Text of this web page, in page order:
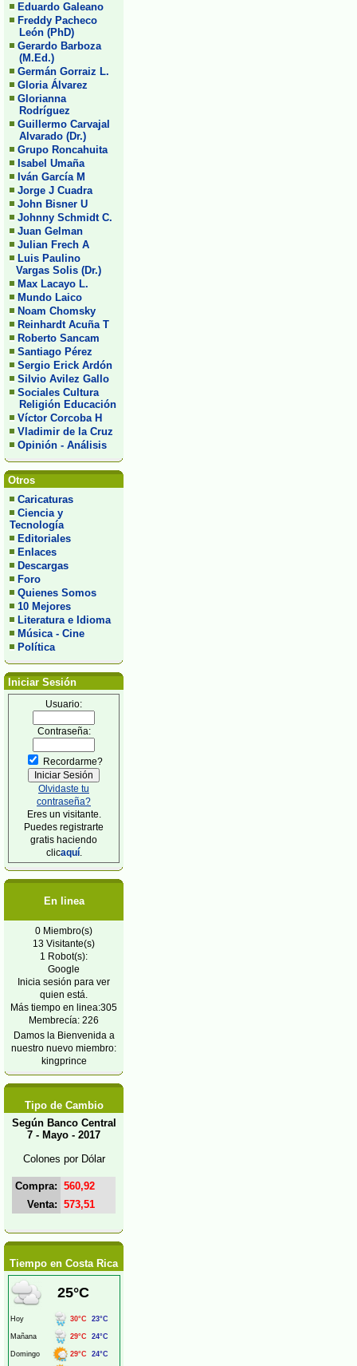
Eduardo Galeano
Freddy Pacheco
León (PhD)
Gerardo Barboza
(M.Ed.)
Germán Gorraiz L.
Gloria Álvarez
Glorianna
Rodríguez
Guillermo Carvajal
Alvarado (Dr.)
Grupo Roncahuita
Isabel Umaña
Iván García M
Jorge J Cuadra
John Bisner U
Johnny Schmidt C.
Juan Gelman
Julian Frech A
Luis Paulino
Vargas Solis (Dr.)
Max Lacayo L.
Mundo Laico
Noam Chomsky
Reinhardt Acuña T
Roberto Sancam
Santiago Pérez
Sergio Erick Ardón
Silvio Avilez Gallo
Sociales Cultura
Religión Educación
Víctor Corcoba H
Vladimir de la Cruz
Opinión - Análisis
Otros
Caricaturas
Ciencia y
Tecnología
Editoriales
Enlaces
Descargas
Foro
Quienes Somos
10 Mejores
Literatura e Idioma
Música - Cine
Política
Iniciar Sesión
Usuario:
Contraseña:
Recordarme?
Olvidaste tu
contraseña?
Eres un visitante.
Puedes registrarte
gratis haciendo
clicaquí.
En linea
0 Miembro(s)
13 Visitante(s)
1 Robot(s):
Google
Inicia sesión para ver
quien está.
Más tiempo en linea:305
Membrecía: 226
Damos la Bienvenida a
nuestro nuevo miembro:
kingprince
Tipo de Cambio
Según Banco Central
7 - Mayo - 2017
Colones por Dólar
Compra: 560,92
Venta: 573,51
Tiempo en Costa Rica